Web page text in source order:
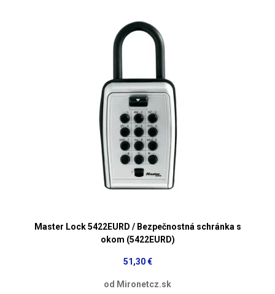
Master Lock 5422EURD / Bezpečnostná schránka s
okom (5422EURD)
51,30 €
od Mironetcz.sk